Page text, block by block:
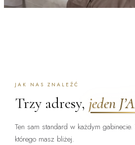
JAK NAS ZNALEŹĆ
Trzy adresy, jeden
Ten sam standard w każdym
którego masz bliżej.